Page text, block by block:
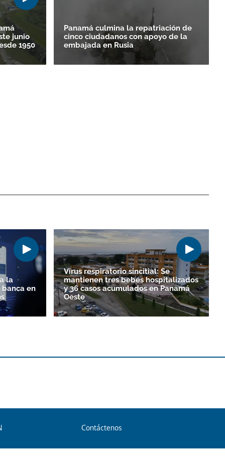
junio
1950
Panamá culmina la repatriación de
cinco ciudadanos con apoyo de la
embajada en Rusia
la
en
Virus respiratorio sincitial: Se
mantienen tres bebés hospitalizados
y 36 casos acumulados en Panamá
Oeste
Contáctenos